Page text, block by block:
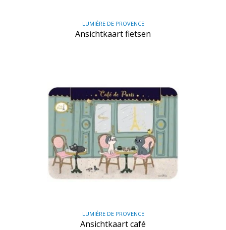
LUMIÈRE DE PROVENCE
Ansichtkaart fietsen
LUMIÈRE DE PROVENCE
Ansichtkaart café